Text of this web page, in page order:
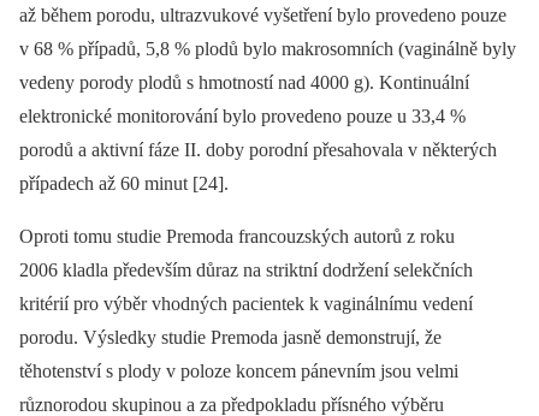
až během porodu, ultrazvukové vyšetření bylo provedeno pouze
v 68 % případů, 5,8 % plodů bylo makrosomních (vaginálně byly
vedeny porody plodů s hmotností nad 4000 g). Kontinuální
elektronické monitorování bylo provedeno pouze u 33,4 %
porodů a aktivní fáze II. doby porodní přesahovala v některých
případech až 60 minut [24].
Oproti tomu studie Premoda francouzských autorů z roku
2006 kladla především důraz na striktní dodržení selekčních
kritérií pro výběr vhodných pacientek k vaginálnímu vedení
porodu. Výsledky studie Premoda jasně demonstrují, že
těhotenství s plody v poloze koncem pánevním jsou velmi
různorodou skupinou a za předpokladu přísného výběru